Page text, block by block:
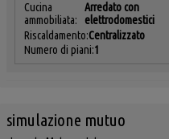
Cucina
ammobiliata:
Arredato con
elettrodomestici
Riscaldamento:Centralizzato
Numero di piani:1
simulazione mutuo